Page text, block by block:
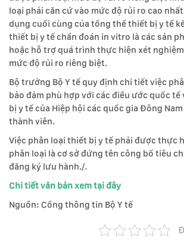
loại phải căn cứ vào mức độ rủi ro cao
dụng cuối cùng của tổng thể thiết bị y tế
thiết bị y tế chẩn đoán in vitro là các sản
hoặc hỗ trợ quá trình thực hiện xét
mức độ rủi ro riêng biệt.
Bộ trưởng Bộ Y tế quy định chi tiết việc
bảo đảm phù hợp với các điều ước quốc tế
bị y tế của Hiệp hội các quốc gia Đông Nam
thành viên.
Việc phân loại thiết bị y tế phải được thực
phân loại là cơ sở đứng tên công bố tiêu
đăng ký lưu hành./.
Chi tiết văn bản xem tại đây
Nguồn: Cổng thông tin Bộ Y tế